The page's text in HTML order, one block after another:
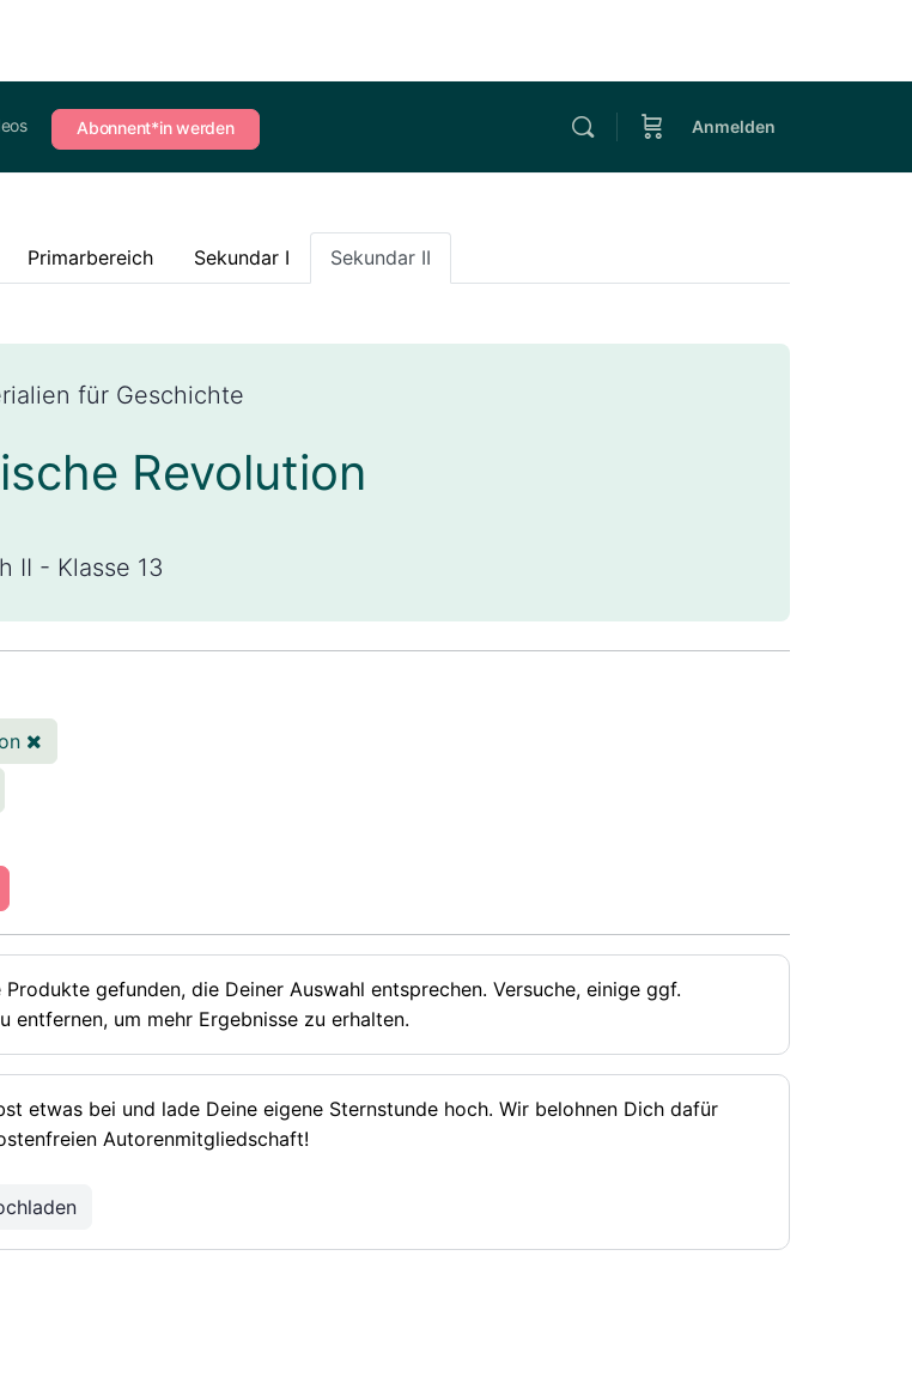
Abonnent*in werden Anmelden
Primarbereich Sekundar I Sekundar II
für Geschichte
Revolution
II - Klasse 13
Produkte gefunden, die Deiner Auswahl entsprechen. Versuche, einige ggf.
entfernen, um mehr Ergebnisse zu erhalten.
etwas bei und lade Deine eigene Sternstunde hoch. Wir belohnen Dich dafür
Autorenmitgliedschaft!